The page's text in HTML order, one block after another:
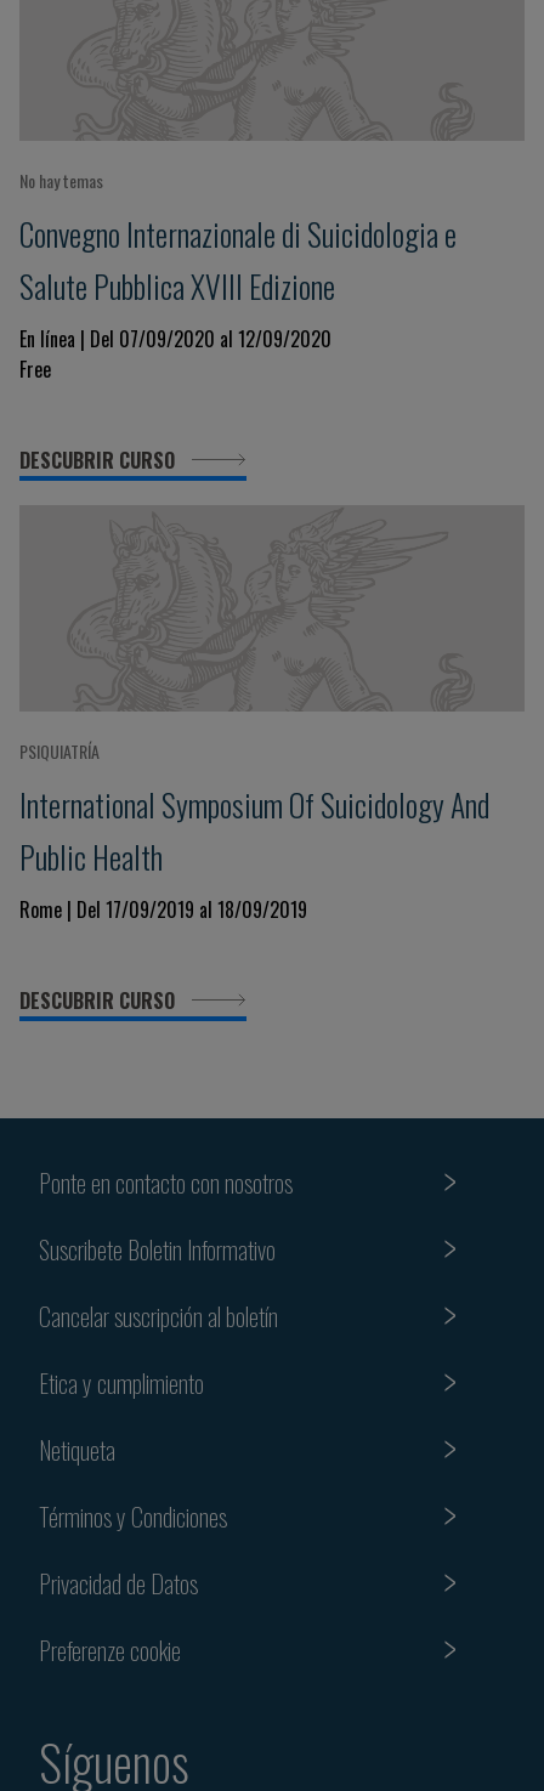
No hay temas
Convegno Internazionale di Suicidologia e
Salute Pubblica XVIII Edizione
En línea | Del 07/09/2020 al 12/09/2020
Free
DESCUBRIR CURSO
PSIQUIATRÍA
International Symposium Of Suicidology And
Public Health
Rome | Del 17/09/2019 al 18/09/2019
DESCUBRIR CURSO
Ponte en contacto con nosotros
Suscribete Boletin Informativo
Cancelar suscripción al boletín
Etica y cumplimiento
Netiqueta
Términos y Condiciones
Privacidad de Datos
Preferenze cookie
Síguenos